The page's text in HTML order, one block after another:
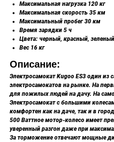
Максимальная нагрузка 120 кг
Максимальная скорость 35 км
Максимальный пробег 30 км
Время зарядки 5 ч
Цвета: черный, красный, зеленый
Вес 16 кг
Описание:
Электросамокат Kugoo ES3 один из
электросамокатов на рынке. На
для пожилых людей на дачу. На
Электросамокат с большими
комфортен как на даче, так и в
500 Ваттное мотор-колесо имеет
уверенный разгон даже при
За торможение отвечают мощные